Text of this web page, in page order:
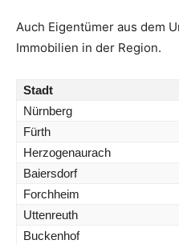
Auch Eigentümer aus dem
Immobilien in der Region.
Stadt
Nürnberg
Fürth
Herzogenaurach
Baiersdorf
Forchheim
Uttenreuth
Buckenhof